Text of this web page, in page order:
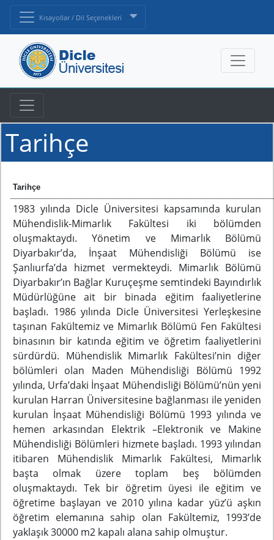
Kısayollar / Dil Seçenekleri
Tarihçe
Tarihçe
1983 yılında Dicle Üniversitesi kapsamında kurulan
Mühendislik-Mimarlık Fakültesi iki bölümden
oluşmaktaydı. Yönetim ve Mimarlık Bölümü
Diyarbakır’da, İnşaat Mühendisliği Bölümü ise
Şanlıurfa’da hizmet vermekteydi. Mimarlık Bölümü
Diyarbakır’ın Bağlar Kuruçeşme semtindeki Bayındırlık
Müdürlüğüne ait bir binada eğitim faaliyetlerine
başladı. 1986 yılında Dicle Üniversitesi Yerleşkesine
taşınan Fakültemiz ve Mimarlık Bölümü Fen Fakültesi
binasının bir katında eğitim ve öğretim faaliyetlerini
sürdürdü. Mühendislik Mimarlık Fakültesi’nin diğer
bölümleri olan Maden Mühendisliği Bölümü 1992
yılında, Urfa’daki İnşaat Mühendisliği Bölümü’nün yeni
kurulan Harran Üniversitesine bağlanması ile yeniden
kurulan İnşaat Mühendisliği Bölümü 1993 yılında ve
hemen arkasından Elektrik –Elektronik ve Makine
Mühendisliği Bölümleri hizmete başladı. 1993 yılından
itibaren Mühendislik Mimarlık Fakültesi, Mimarlık
başta olmak üzere toplam beş bölümden
oluşmaktaydı. Tek bir öğretim üyesi ile eğitim ve
öğretime başlayan ve 2010 yılına kadar yüz’ü aşkın
öğretim elemanına sahip olan Fakültemiz, 1993’de
yaklaşık 30000 m2 kapalı alana sahip olmuştur.